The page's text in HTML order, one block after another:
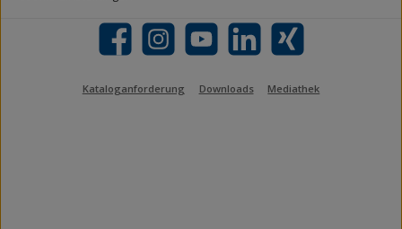
Facebook Instagram YouTube LinkedIn Xing
Kataloganforderung Downloads Mediathek